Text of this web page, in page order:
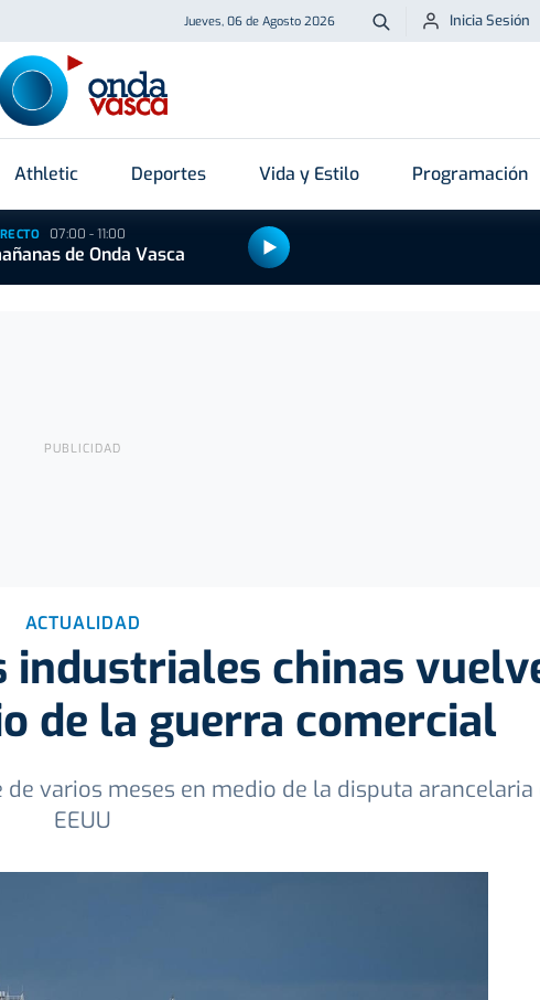
Jueves, 06 de Agosto 2026 Buscar
Inicia Sesión
Athletic Deportes Vida y Estilo Programación
07:00 - 11:00
de Onda Vasca
ACTUALIDAD
industriales chinas
de la guerra comercial
varios meses en medio de la disputa arancelaria
EEUU